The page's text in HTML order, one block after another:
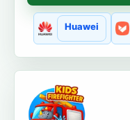
Huawei